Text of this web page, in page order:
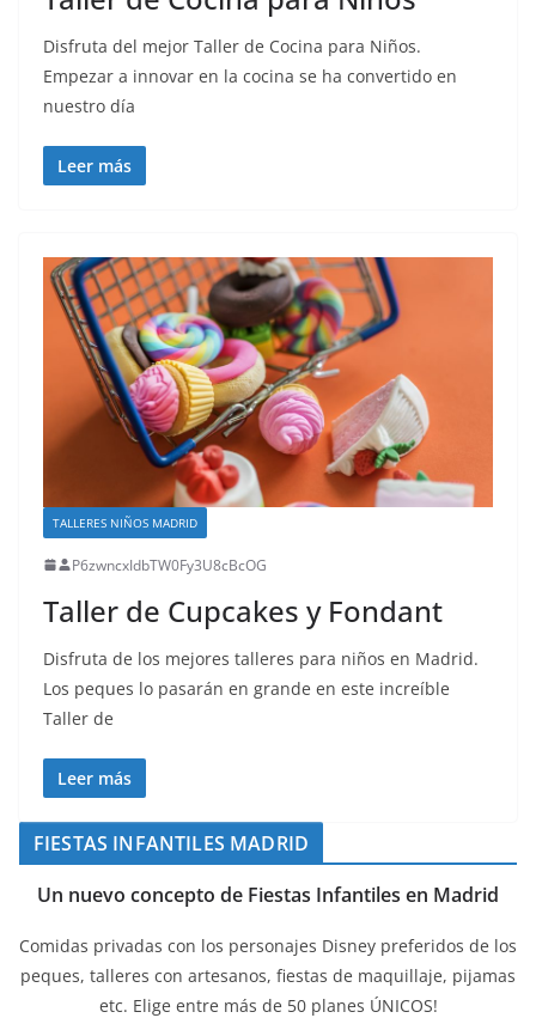
Disfruta del mejor Taller de Cocina para Niños.
Empezar a innovar en la cocina se ha convertido en
nuestro día
Leer más
TALLERES NIÑOS MADRID
P6zwncxIdbTW0Fy3U8cBcOG
Taller de Cupcakes y Fondant
Disfruta de los mejores talleres para niños en Madrid.
Los peques lo pasarán en grande en este increíble
Taller de
Leer más
FIESTAS INFANTILES MADRID
Un nuevo concepto de Fiestas Infantiles en Madrid
Comidas privadas con los personajes Disney preferidos de los
peques, talleres con artesanos, fiestas de maquillaje, pijamas
etc. Elige entre más de 50 planes ÚNICOS!